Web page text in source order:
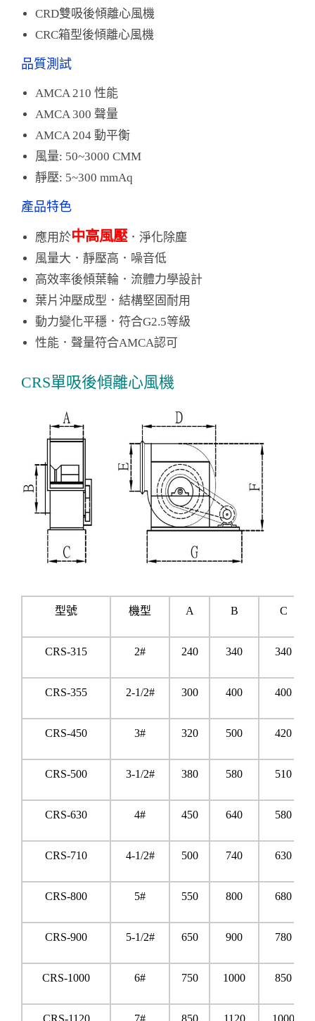
CRD雙吸後傾離心風機
CRC箱型後傾離心風機
品質測試
AMCA 210 性能
AMCA 300 聲量
AMCA 204 動平衡
風量: 50~3000 CMM
靜壓: 5~300 mmAq
產品特色
應用於中高風壓．淨化除塵
風量大．靜壓高．噪音低
高效率後傾葉輪．流體力學設計
葉片沖壓成型．結構堅固耐用
動力變化平穩．符合G2.5等級
性能．聲量符合AMCA認可
CRS單吸後傾離心風機
型號 機型 A B C
CRS-315 2# 240 340 340
CRS-355 2-1/2# 300 400 400
CRS-450 3# 320 500 420
CRS-500 3-1/2# 380 580 510
CRS-630 4# 450 640 580
CRS-710 4-1/2# 500 740 630
CRS-800 5# 550 800 680
CRS-900 5-1/2# 650 900 780
CRS-1000 6# 750 1000 850